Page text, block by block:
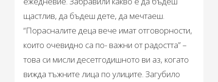
щастлив, да бъдеш дете, да мечтаеш.
“Порасналите деца вече имат отговорности,
които очевидно са по- важни от радостта” –
това си мисли десетгодишното ви аз, когато
вижда тъжните лица по улиците. Загубило